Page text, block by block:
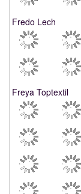
Fredo Lech
Freya Toptextil